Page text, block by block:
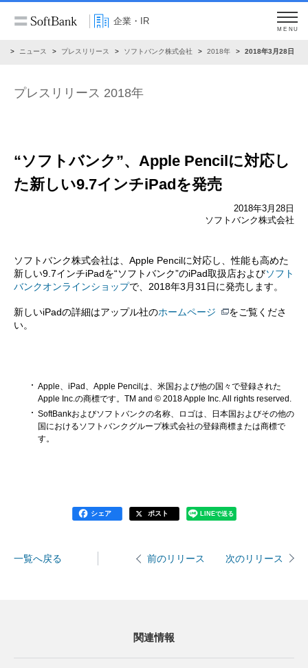
企業・IR
MENU
ニュース プレスリリース ソフトバンク株式会社 2018年 2018年3月28日
プレスリリース 2018年
“ソフトバンク”、Apple Pencilに対応し
た新しい9.7インチiPadを発売
2018年3月28日
ソフトバンク株式会社
ソフトバンク株式会社は、Apple Pencilに対応し、性能も高めた
新しい9.7インチiPadを“ソフトバンク”のiPad取扱店およびソフト
バンクオンラインショップで、2018年3月31日に発売します。
新しいiPadの詳細はアップル社のホームページ
をご覧くださ
い。
Apple、iPad、Apple Pencilは、米国および他の国々で登録された
Apple Inc.の商標です。TM and © 2018 Apple Inc. All rights reserved.
SoftBankおよびソフトバンクの名称、ロゴは、日本国およびその他の
国におけるソフトバンクグループ株式会社の登録商標または商標で
す。
シェア ポスト LINEで送る
一覧へ戻る 前のリリース 次のリリース
関連情報